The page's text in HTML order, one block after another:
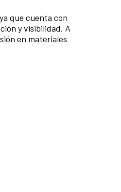
que cuenta con
y visibilidad. A
en materiales